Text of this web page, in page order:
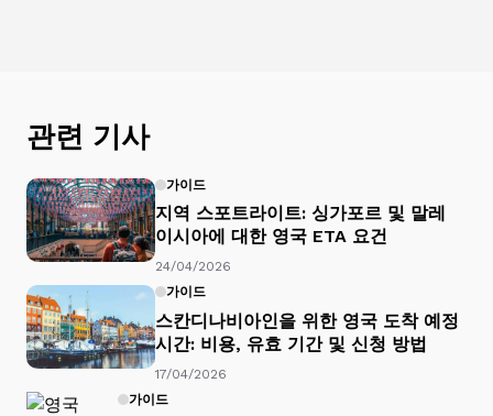
관련 기사
가이드
지역 스포트라이트: 싱가포르 및 말레
이시아에 대한 영국 ETA 요건
24/04/2026
가이드
스칸디나비아인을 위한 영국 도착 예정
시간: 비용, 유효 기간 및 신청 방법
17/04/2026
가이드